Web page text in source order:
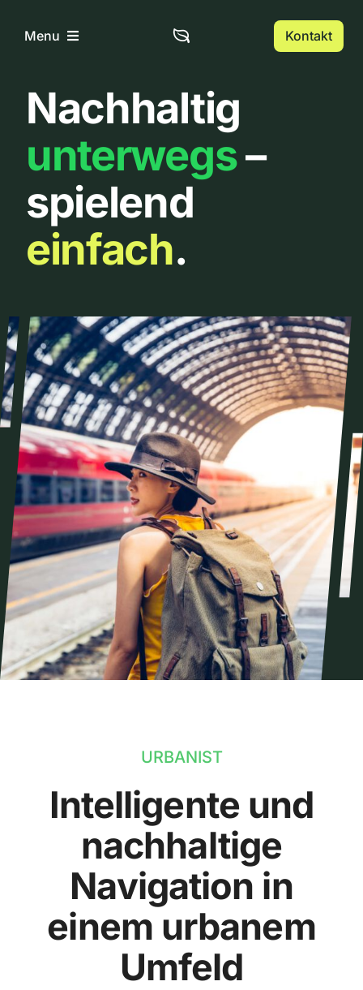
InhaltMenu
Home
Über uns
Urbanlist
Kontakt
Nachhaltig
unterwegs–
spielend
einfach.
URBANIST
Intelligente und
nachhaltige
Navigation in
einem urbanem
Umfeld